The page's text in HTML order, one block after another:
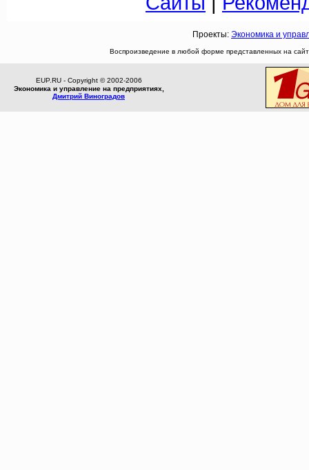
Проекты: Экономика и
Воспроизведение в любой форме представленных на
EUP.RU - Copyright © 2002-2006
Экономика и управление на предприятиях,
Дмитрий Виноградов